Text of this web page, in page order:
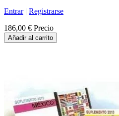
Entrar| Registrarse
186,00 € Precio
Añadir al carrito